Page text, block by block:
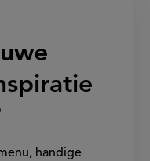
handige